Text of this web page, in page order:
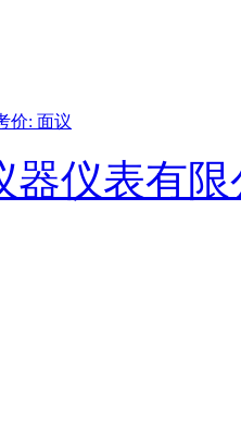
价: 面议
器仪表有